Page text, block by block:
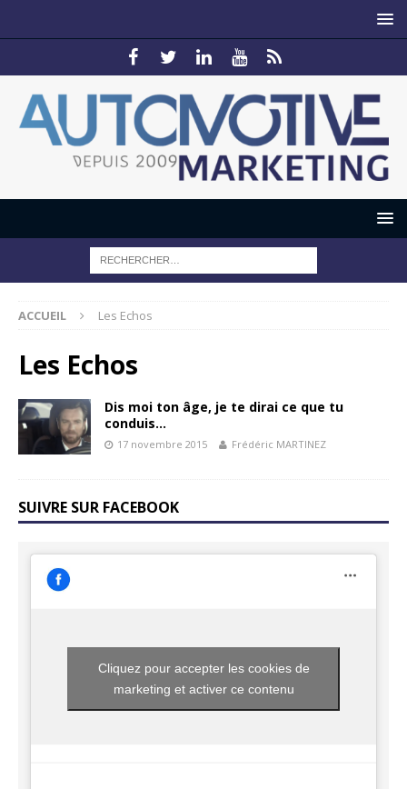
ACCUEIL Les Echos
Les Echos
Dis moi ton âge, je te dirai ce que tu
conduis…
17 novembre 2015 Frédéric MARTINEZ
SUIVRE SUR FACEBOOK
Cliquez pour accepter les cookies de
marketing et activer ce contenu